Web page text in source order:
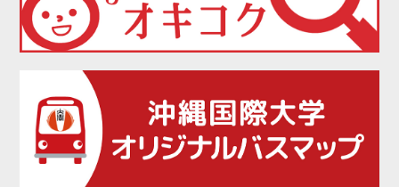
2021年05月
2021年04月
2021年03月
2021年02月
2021年01月
2020年12月
2020年11月